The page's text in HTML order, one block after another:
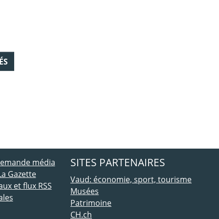
média
Gazette
et flux RSS
SITES PARTENAIRES
Vaud: économie, sport, tourisme
Musées
Patrimoine
CH.ch